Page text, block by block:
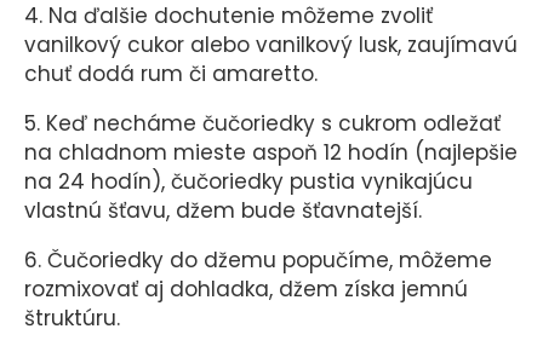
4. Na ďalšie dochutenie môžeme zvoliť
vanilkový cukor alebo vanilkový lusk, zaujímavú
chuť dodá rum či amaretto.
5. Keď necháme čučoriedky s cukrom odležať
na chladnom mieste aspoň 12 hodín (najlepšie
na 24 hodín), čučoriedky pustia vynikajúcu
vlastnú šťavu, džem bude šťavnatejší.
6. Čučoriedky do džemu popučíme, môžeme
rozmixovať aj dohladka, džem získa jemnú
štruktúru.